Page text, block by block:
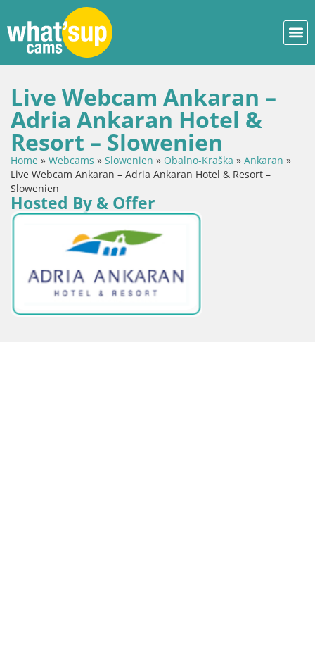
Live Webcam Ankaran –
Adria Ankaran Hotel &
Resort – Slowenien
Home » Webcams » Slowenien » Obalno-Kraška » Ankaran »
Live Webcam Ankaran – Adria Ankaran Hotel & Resort –
Slowenien
Hosted By & Offer